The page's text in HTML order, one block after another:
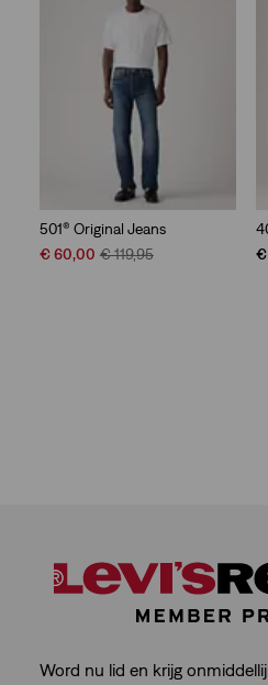
501® Original Jeans
Sale
€ 60,00 Original
€ 119,95
€
Word nu lid en krijg